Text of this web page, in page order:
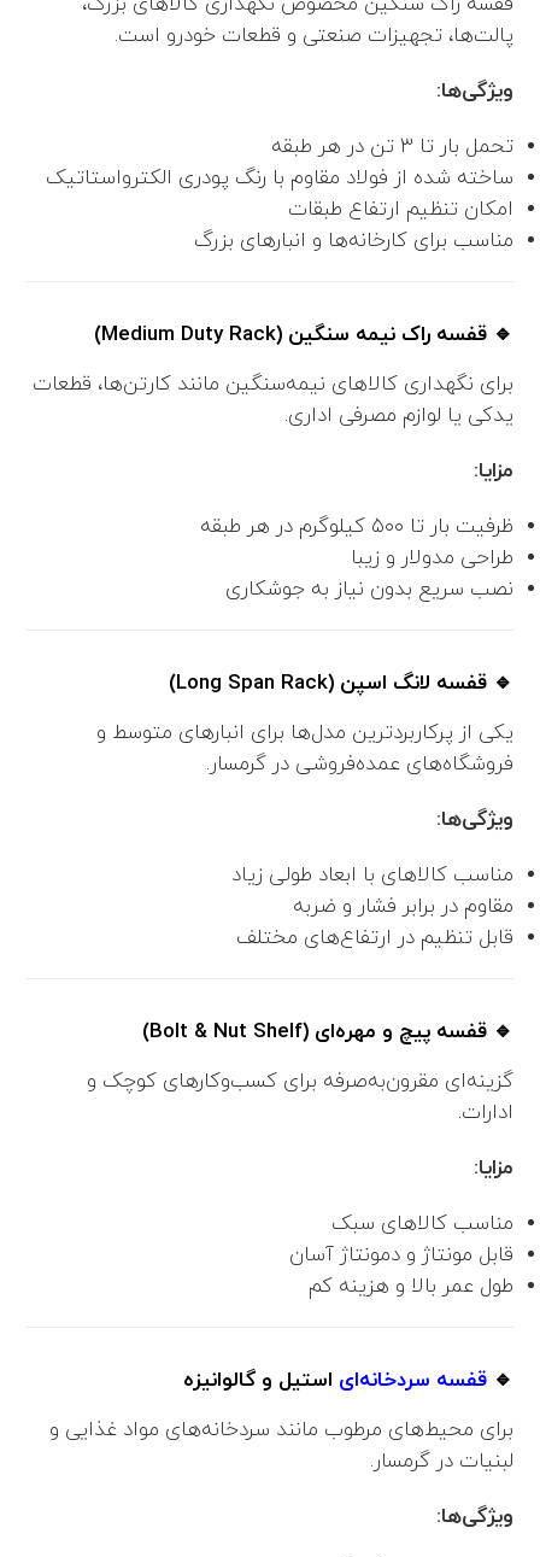
پالت‌ها، تجهیزات صنعتی و قطعات خودرو است.
ویژگی‌ها:
تحمل بار تا ۳ تن در هر طبقه
ساخته شده از فولاد مقاوم با رنگ پودری الکترواستاتیک
امکان تنظیم ارتفاع طبقات
مناسب برای کارخانه‌ها و انبارهای بزرگ
🔹 قفسه راک نیمه سنگین (Medium Duty Rack)
برای نگهداری کالاهای نیمه‌سنگین مانند کارتن‌ها، قطعات
یدکی یا لوازم مصرفی اداری.
مزایا:
ظرفیت بار تا ۵۰۰ کیلوگرم در هر طبقه
طراحی مدولار و زیبا
نصب سریع بدون نیاز به جوشکاری
🔹 قفسه لانگ اسپن (Long Span Rack)
یکی از پرکاربردترین مدل‌ها برای انبارهای متوسط و
فروشگاه‌های عمده‌فروشی در گرمسار.
ویژگی‌ها:
مناسب کالاهای با ابعاد طولی زیاد
مقاوم در برابر فشار و ضربه
قابل تنظیم در ارتفاع‌های مختلف
🔹 قفسه پیچ و مهره‌ای (Bolt & Nut Shelf)
گزینه‌ای مقرون‌به‌صرفه برای کسب‌وکارهای کوچک و
ادارات.
مزایا:
مناسب کالاهای سبک
قابل مونتاژ و دمونتاژ آسان
طول عمر بالا و هزینه کم
🔹قفسه سردخانه‌ای استیل و گالوانیزه
برای محیط‌های مرطوب مانند سردخانه‌های مواد غذایی و
لبنیات در گرمسار.
ویژگی‌ها: